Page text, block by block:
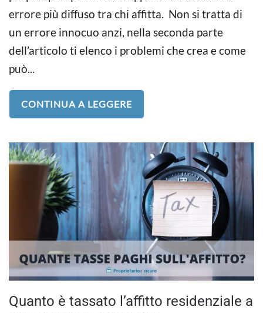
errore più diffuso tra chi affitta. Non si tratta di
un errore innocuo anzi, nella seconda parte
dell’articolo ti elenco i problemi che crea e come
può...
CONTINUA A LEGGERE
Quanto è tassato l’affitto residenziale a